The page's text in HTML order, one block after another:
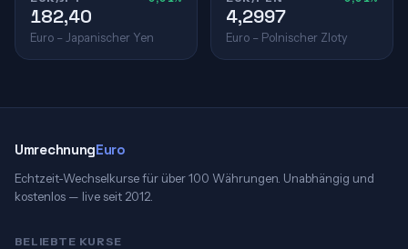
182,40
Euro – Japanischer Yen
4,2997
Euro – Polnischer Zloty
UmrechnungEuro
Echtzeit-Wechselkurse für über 100 Währungen. Unabhängig und
kostenlos — live seit 2012.
BELIEBTE KURSE